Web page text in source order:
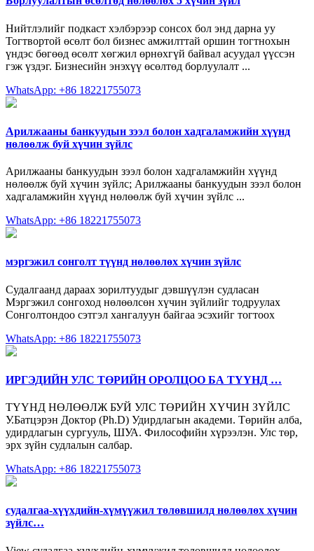
Нийтлэлийг подкаст хэлбэрээр сонсох бол энд дарна уу
Тогтвортой өсөлт бол бизнес амжилттай оршин тогтнохын
үндэс бөгөөд өсөлт хөгжил өрнөхгүй байвал асуудал үүссэн
гэж үздэг. Бизнесийн энэхүү өсөлтөд борлуулалт ...
WhatsApp: +86 18221755073
Арилжааны банкуудын зээл болон хадгаламжийн хүүнд
нөлөөлж буй хүчин зүйлс
Арилжааны банкуудын зээл болон хадгаламжийн хүүнд
нөлөөлж буй хүчин зүйлс; Арилжааны банкуудын зээл болон
хадгаламжийн хүүнд нөлөөлж буй хүчин зүйлс ...
WhatsApp: +86 18221755073
мэргэжил сонголт түүнд нөлөөлөх хүчин зүйлс
Судалгаанд дараах зорилтуудыг дэвшүүлэн судласан
Мэргэжил сонгоход нөлөөлсөн хүчин зүйлийг тодруулах
Сонголтондоо сэтгэл хангалуун байгаа эсэхийг тогтоох
WhatsApp: +86 18221755073
ИРГЭДИЙН УЛС ТӨРИЙН ОРОЛЦОО БА ТҮҮНД …
ТҮҮНД НӨЛӨӨЛЖ БУЙ УЛС ТӨРИЙН ХҮЧИН ЗҮЙЛС
У.Батцэрэн Доктор (Ph.D) Удирдлагын академи. Төрийн алба,
удирдлагын сургууль, ШУА. Философийн хүрээлэн. Улс төр,
эрх зүйн судлалын салбар.
WhatsApp: +86 18221755073
судалгаа-хүүхдийн-хүмүүжил төлөвшилд нөлөөлөх хүчин
зүйлс…